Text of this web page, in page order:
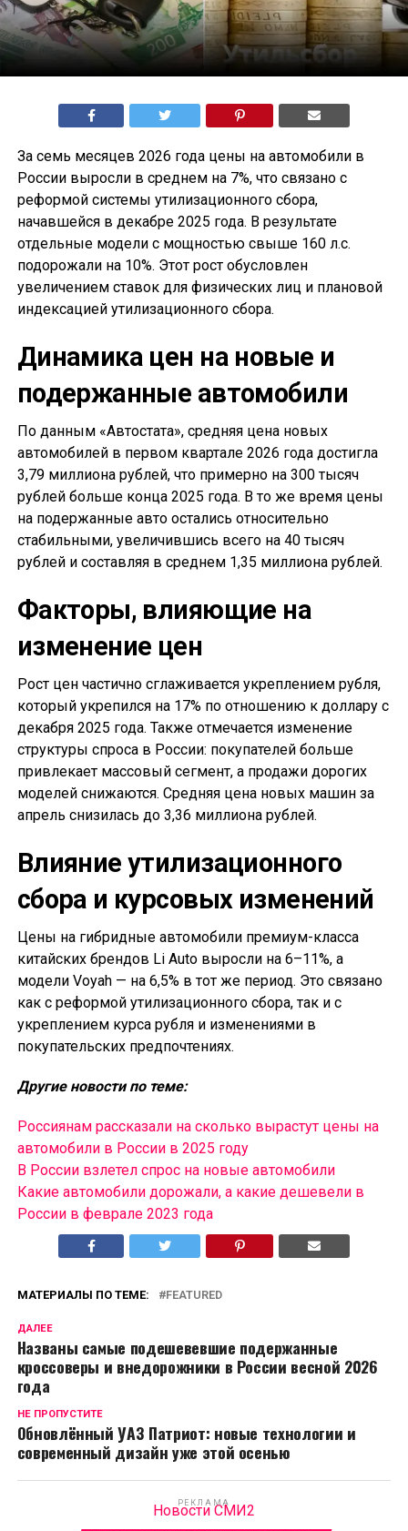
За семь месяцев 2026 года цены на автомобили в
России выросли в среднем на 7%, что связано с
реформой системы утилизационного сбора,
начавшейся в декабре 2025 года. В результате
отдельные модели с мощностью свыше 160 л.с.
подорожали на 10%. Этот рост обусловлен
увеличением ставок для физических лиц и плановой
индексацией утилизационного сбора.
Динамика цен на новые и
подержанные автомобили
По данным «Автостата», средняя цена новых
автомобилей в первом квартале 2026 года достигла
3,79 миллиона рублей, что примерно на 300 тысяч
рублей больше конца 2025 года. В то же время цены
на подержанные авто остались относительно
стабильными, увеличившись всего на 40 тысяч
рублей и составляя в среднем 1,35 миллиона рублей.
Факторы, влияющие на
изменение цен
Рост цен частично сглаживается укреплением рубля,
который укрепился на 17% по отношению к доллару с
декабря 2025 года. Также отмечается изменение
структуры спроса в России: покупателей больше
привлекает массовый сегмент, а продажи дорогих
моделей снижаются. Средняя цена новых машин за
апрель снизилась до 3,36 миллиона рублей.
Влияние утилизационного
сбора и курсовых изменений
Цены на гибридные автомобили премиум-класса
китайских брендов Li Auto выросли на 6–11%, а
модели Voyah — на 6,5% в тот же период. Это связано
как с реформой утилизационного сбора, так и с
укреплением курса рубля и изменениями в
покупательских предпочтениях.
Другие новости по теме:
Россиянам рассказали на сколько вырастут цены на
автомобили в России в 2025 году
В России взлетел спрос на новые автомобили
Какие автомобили дорожали, а какие дешевели в
России в феврале 2023 года
МАТЕРИАЛЫ ПО ТЕМЕ: FEATURED
ДАЛЕЕ
Названы самые подешевевшие подержанные
кроссоверы и внедорожники в России весной 2026
года
НЕ ПРОПУСТИТЕ
Обновлённый УАЗ Патриот: новые технологии и
современный дизайн уже этой осенью
РЕКЛАМА
Новости СМИ2